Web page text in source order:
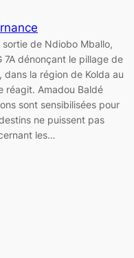
de Ndiobo Mballo,
7A dénonçant le pillage de
la région de Kolda au
réagit. Amadou Baldé
sont sensibilisées pour
ne puissent pas
les…